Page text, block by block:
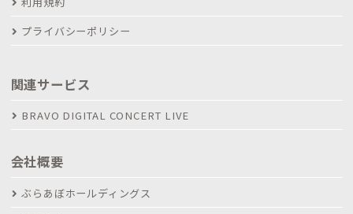
プライバシーポリシー
関連サービス
BRAVO DIGITAL CONCERT LIVE
会社概要
ぶらあぼホールディングス